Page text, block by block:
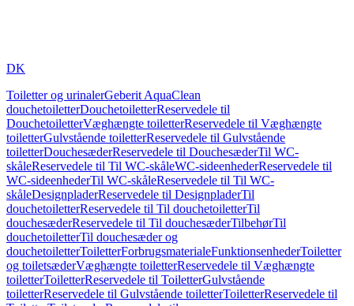
DK
Toiletter og urinalerGeberit AquaClean
douchetoiletterDouchetoiletterReservedele til
DouchetoiletterVæghængte toiletterReservedele til Væghængte
toiletterGulvstående toiletterReservedele til Gulvstående
toiletterDouchesæderReservedele til DouchesæderTil WC-
skåleReservedele til Til WC-skåleWC-sideenhederReservedele til
WC-sideenhederTil WC-skåleReservedele til Til WC-
skåleDesignpladerReservedele til DesignpladerTil
douchetoiletterReservedele til Til douchetoiletterTil
douchesæderReservedele til Til douchesæderTilbehørTil
douchetoiletterTil douchesæder og
douchetoiletterToiletterForbrugsmaterialeFunktionsenhederToiletter
og toiletsæderVæghængte toiletterReservedele til Væghængte
toiletterToiletterReservedele til ToiletterGulvstående
toiletterReservedele til Gulvstående toiletterToiletterReservedele til